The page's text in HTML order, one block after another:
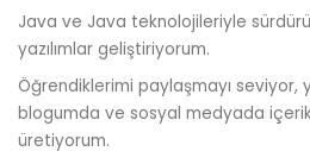
Java ve Java teknolojileriyle
yazılımlar geliştiriyorum.
Öğrendiklerimi paylaşmayı seviyor,
blogumda ve sosyal medyada
üretiyorum.